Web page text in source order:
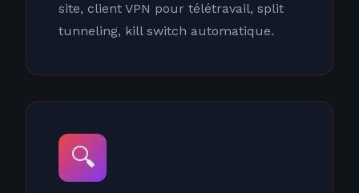
site, client VPN pour télétravail, split
tunneling, kill switch automatique.
🔍